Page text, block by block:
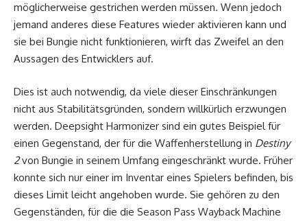
möglicherweise gestrichen werden müssen. Wenn jedoch
jemand anderes diese Features wieder aktivieren kann und
sie bei Bungie nicht funktionieren, wirft das Zweifel an den
Aussagen des Entwicklers auf.
Dies ist auch notwendig, da viele dieser Einschränkungen
nicht aus Stabilitätsgründen, sondern willkürlich erzwungen
werden. Deepsight Harmonizer sind ein gutes Beispiel für
einen Gegenstand, der für die Waffenherstellung in Destiny
2von Bungie in seinem Umfang eingeschränkt wurde. Früher
konnte sich nur einer im Inventar eines Spielers befinden, bis
dieses Limit leicht angehoben wurde. Sie gehören zu den
Gegenständen, für die die Season Pass Wayback Machine